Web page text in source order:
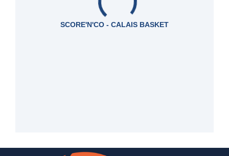
SCORE'N'CO - CALAIS BASKET